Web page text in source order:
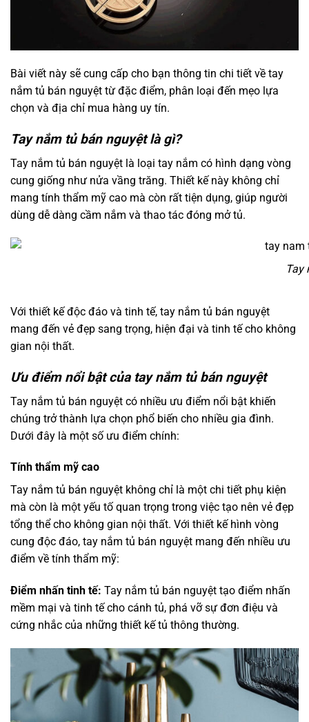
Bài viết này sẽ cung cấp cho bạn thông tin chi tiết về tay
nắm tủ bán nguyệt từ đặc điểm, phân loại đến mẹo lựa
chọn và địa chỉ mua hàng uy tín.
Tay nắm tủ bán nguyệt là gì?
Tay nắm tủ bán nguyệt là loại tay nắm có hình dạng vòng
cung giống như nửa vầng trăng. Thiết kế này không chỉ
mang tính thẩm mỹ cao mà còn rất tiện dụng, giúp người
dùng dễ dàng cầm nắm và thao tác đóng mở tủ.
Tay
Với thiết kế độc đáo và tinh tế, tay nắm tủ bán nguyệt
mang đến vẻ đẹp sang trọng, hiện đại và tinh tế cho không
gian nội thất.
Ưu điểm nổi bật của tay nắm tủ bán nguyệt
Tay nắm tủ bán nguyệt có nhiều ưu điểm nổi bật khiến
chúng trở thành lựa chọn phổ biến cho nhiều gia đình.
Dưới đây là một số ưu điểm chính:
Tính thẩm mỹ cao
Tay nắm tủ bán nguyệt không chỉ là một chi tiết phụ kiện
mà còn là một yếu tố quan trọng trong việc tạo nên vẻ đẹp
tổng thể cho không gian nội thất. Với thiết kế hình vòng
cung độc đáo, tay nắm tủ bán nguyệt mang đến nhiều ưu
điểm về tính thẩm mỹ:
Điểm nhấn tinh tế: Tay nắm tủ bán nguyệt tạo điểm nhấn
mềm mại và tinh tế cho cánh tủ, phá vỡ sự đơn điệu và
cứng nhắc của những thiết kế tủ thông thường.